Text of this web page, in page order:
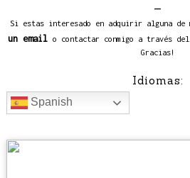
Si estas interesado en adquirir alguna de
un email o contactar conmigo a través del
Gracias!
Idiomas:
Spanish